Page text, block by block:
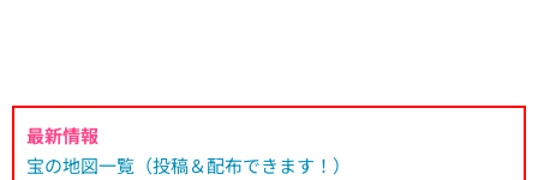
最新情報
宝の地図一覧（投稿＆配布できます！）